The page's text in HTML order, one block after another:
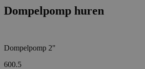
Dompelpomp huren
Dompelpomp 2"
600.5